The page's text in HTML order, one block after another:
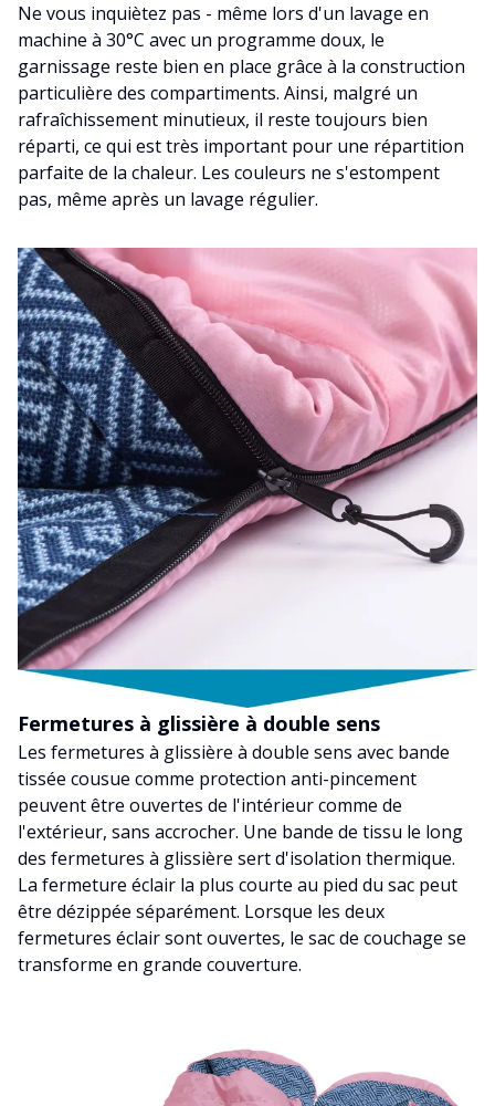
Ne vous inquiètez pas - même lors d'un lavage en
machine à 30°C avec un programme doux, le
garnissage reste bien en place grâce à la construction
particulière des compartiments. Ainsi, malgré un
rafraîchissement minutieux, il reste toujours bien
réparti, ce qui est très important pour une répartition
parfaite de la chaleur. Les couleurs ne s'estompent
pas, même après un lavage régulier.
Fermetures à glissière à double sens
Les fermetures à glissière à double sens avec bande
tissée cousue comme protection anti-pincement
peuvent être ouvertes de l'intérieur comme de
l'extérieur, sans accrocher. Une bande de tissu le long
des fermetures à glissière sert d'isolation thermique.
La fermeture éclair la plus courte au pied du sac peut
être dézippée séparément. Lorsque les deux
fermetures éclair sont ouvertes, le sac de couchage se
transforme en grande couverture.